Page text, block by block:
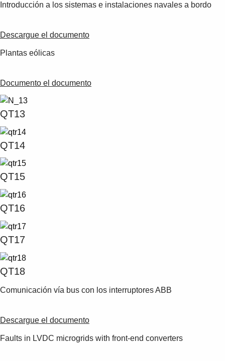
Introducción a los sistemas e instalaciones navales a bordo
Descargue el documento
Plantas eólicas
Documento el documento
QT13
QT14
QT15
QT16
QT17
QT18
Comunicación vía bus con los interruptores ABB
Descargue el documento
Faults in LVDC microgrids with front-end converters